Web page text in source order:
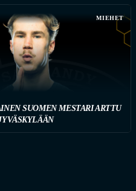
MIEHET
SUOMEN MESTARI ARTTU